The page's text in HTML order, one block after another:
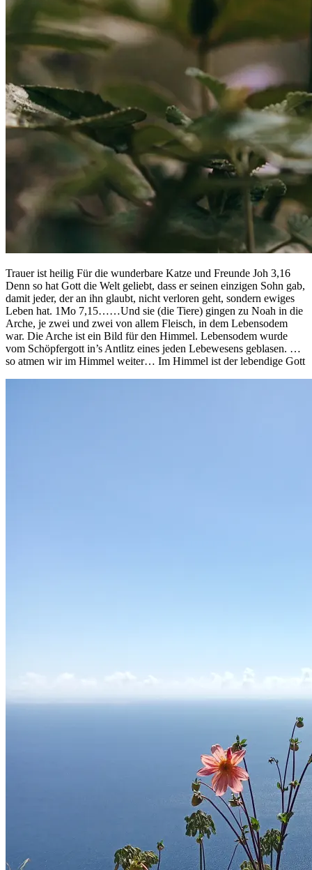
Trauer ist heilig Für die wunderbare Katze und Freunde Joh 3,16
Denn so hat Gott die Welt geliebt, dass er seinen einzigen Sohn gab,
damit jeder, der an ihn glaubt, nicht verloren geht, sondern ewiges
Leben hat. 1Mo 7,15……Und sie (die Tiere) gingen zu Noah in die
Arche, je zwei und zwei von allem Fleisch, in dem Lebensodem
war. Die Arche ist ein Bild für den Himmel. Lebensodem wurde
vom Schöpfergott in’s Antlitz eines jeden Lebewesens geblasen. …
so atmen wir im Himmel weiter… Im Himmel ist der lebendige Gott